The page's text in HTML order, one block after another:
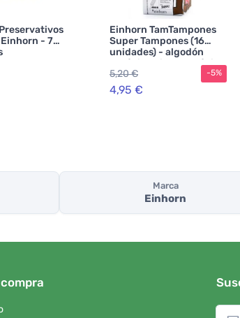
- 7
Einhorn TamTampones
Super Tampones (16
unidades) - algodón
orgánico hipoalergénico
5,20 €
4,95 €
-5%
Marca
Einhorn